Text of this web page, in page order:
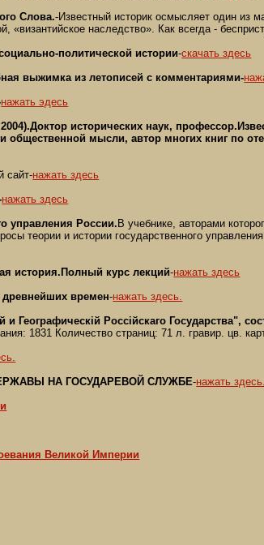
Слова.-Известный историк осмысляет один из
«византийское наследство». Как всегда -
политической истории-скачать здесь
выжимка из летописей с комментариями-
нажать эдесь
Доктор исторических наук,
мысли, автор многих книг по
сайт-нажать здесь
нажать здесь
управления России. В учебнике, авторами
теории и истории государственного
история.Полный курс лекций-нажать здесь
древнейших времен-нажать здесь.
и Географическiй Россiйскаго Государства",
1831 Количество страниц: 71 л. гравир. цв.
НА ГОСУДАРЕВОЙ СЛУЖБЕ-нажать здесь.
Великой Империи